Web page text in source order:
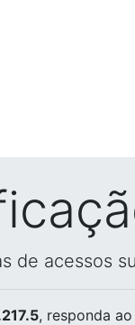
de acessos
, responda